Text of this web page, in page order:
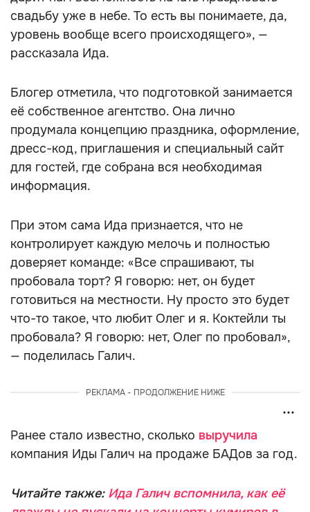
свадьбу уже в небе. То есть вы понимаете, да,
уровень вообще всего происходящего», —
рассказала Ида.
Блогер отметила, что подготовкой занимается
её собственное агентство. Она лично
продумала концепцию праздника, оформление,
дресс-код, приглашения и специальный сайт
для гостей, где собрана вся необходимая
информация.
При этом сама Ида признается, что не
контролирует каждую мелочь и полностью
доверяет команде: «Все спрашивают, ты
пробовала торт? Я говорю: нет, он будет
готовиться на местности. Ну просто это будет
что-то такое, что любит Олег и я. Коктейли ты
пробовала? Я говорю: нет, Олег по пробовал»,
— поделилась Галич.
РЕКЛАМА - ПРОДОЛЖЕНИЕ НИЖЕ
Ранее стало известно, сколько выручила
компания Иды Галич на продаже БАДов за год.
Читайте также: Ида Галич вспомнила, как её